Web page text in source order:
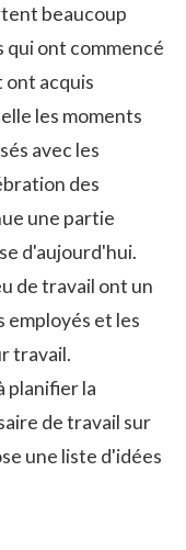
beaucoup
ont commencé
acquis
les moments
avec les
des
une partie
d'aujourd'hui.
de travail ont un
et les
travail.
planifier la
de travail sur
une liste d'idées